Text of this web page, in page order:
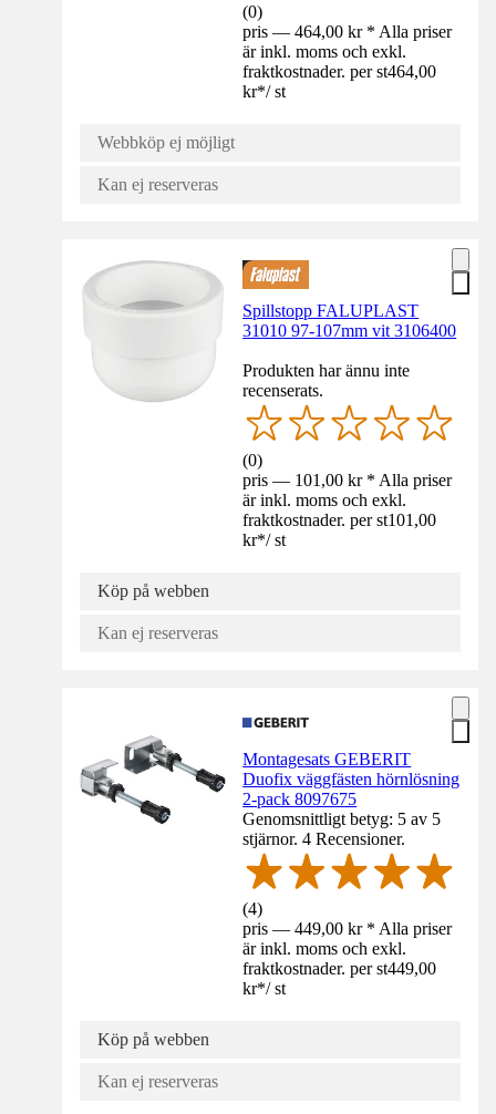
(0)
pris — 464,00 kr * Alla priser
är inkl. moms och exkl.
fraktkostnader. per st464,00
kr*/ st
Webbköp ej möjligt
Kan ej reserveras
Spillstopp FALUPLAST
31010 97-107mm vit 3106400
Produkten har ännu inte
recenserats.
(0)
pris — 101,00 kr * Alla priser
är inkl. moms och exkl.
fraktkostnader. per st101,00
kr*/ st
Köp på webben
Kan ej reserveras
Montagesats GEBERIT
Duofix väggfästen hörnlösning
2-pack 8097675
Genomsnittligt betyg: 5 av 5
stjärnor. 4 Recensioner.
(4)
pris — 449,00 kr * Alla priser
är inkl. moms och exkl.
fraktkostnader. per st449,00
kr*/ st
Köp på webben
Kan ej reserveras